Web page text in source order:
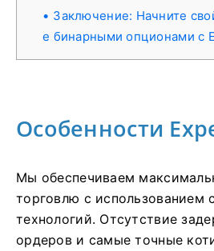
Заключение: Начните
е бинарными опционами с
Особенности
Мы обеспечиваем
торговлю с использованием
технологий. Отсутствие
ордеров и самые точные